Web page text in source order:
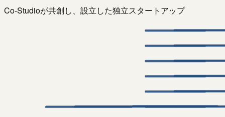
Co-Studioが共創し、設立した独立スタートアップ